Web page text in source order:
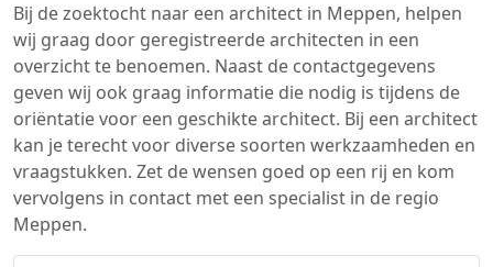
Bij de zoektocht naar een architect in Meppen, helpen
wij graag door geregistreerde architecten in een
overzicht te benoemen. Naast de contactgegevens
geven wij ook graag informatie die nodig is tijdens de
oriëntatie voor een geschikte architect. Bij een architect
kan je terecht voor diverse soorten werkzaamheden en
vraagstukken. Zet de wensen goed op een rij en kom
vervolgens in contact met een specialist in de regio
Meppen.